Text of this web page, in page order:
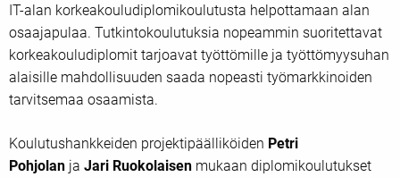
IT-alan korkeakouludiplomikoulutusta helpottamaan alan
osaajapulaa. Tutkintokoulutuksia nopeammin suoritettavat
korkeakouludiplomit tarjoavat työttömille ja työttömyysuhan
alaisille mahdollisuuden saada nopeasti työmarkkinoiden
tarvitsemaa osaamista.
Koulutushankkeiden projektipäälliköiden Petri
Pohjolan ja Jari Ruokolaisen mukaan diplomikoulutukset